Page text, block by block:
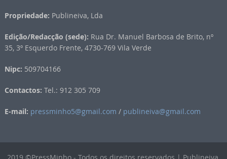
Propriedade: Publineiva, Lda
Edição/Redacção (sede): Rua Dr. Manuel Barbosa de Brito, nº
35, 3º Esquerdo Frente, 4730-769 Vila Verde
Nipc: 509704166
Contactos: Tel.: 912 305 709
E-mail: pressminho5@gmail.com / publineiva@gmail.com